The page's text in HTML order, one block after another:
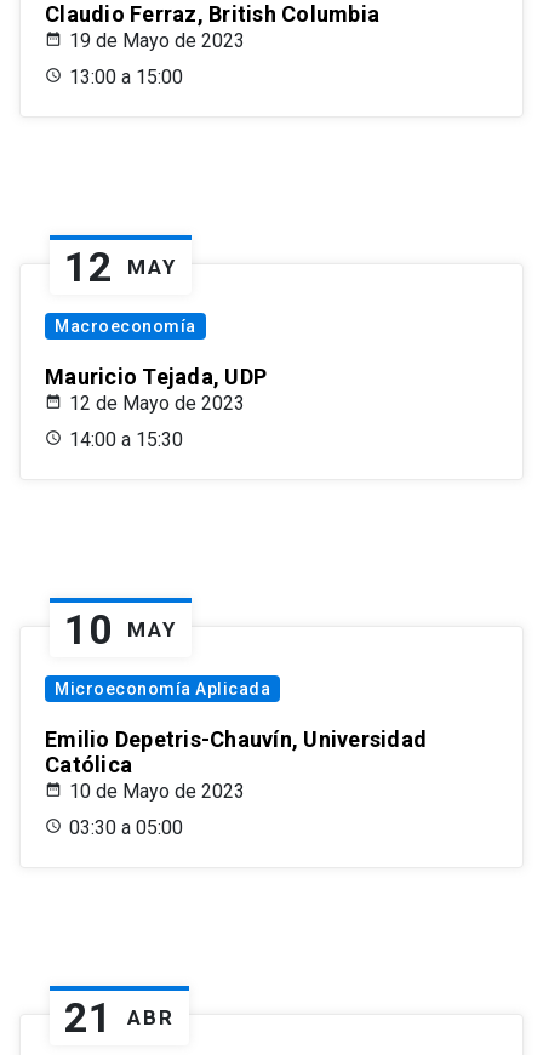
Claudio Ferraz, British Columbia
19 de Mayo de 2023
13:00 a 15:00
12 MAY
Macroeconomía
Mauricio Tejada, UDP
12 de Mayo de 2023
14:00 a 15:30
10 MAY
Microeconomía Aplicada
Emilio Depetris-Chauvín, Universidad
Católica
10 de Mayo de 2023
03:30 a 05:00
21 ABR